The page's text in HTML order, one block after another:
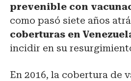
prevenible con
como pasó siete años
coberturas en
incidir en su
En 2016, la cobertura de